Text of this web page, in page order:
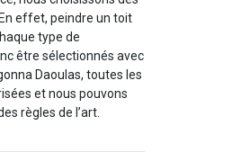
effet, peindre un toit
type de
être sélectionnés avec
Daoulas, toutes les
et nous pouvons
règles de l’art.